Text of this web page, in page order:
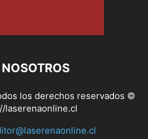
los derechos reservados ©
laserenaonline.cl